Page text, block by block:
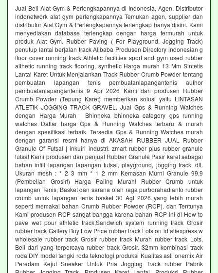
Jual Beli Alat Gym & Perlengkapannya di Indonesia, Agen, Distributor
indonetwork alat gym perlengkapannya Temukan agen, supplier dan
distributor Alat Gym & Perlengkapannya terlengkap hanya disini. Kami
menyediakan database terlengkap dengan harga termurah untuk
produk Alat Gym. Rubber Paving ( For Playground, Jogging Track)
penutup lantai berjalan track Alibaba Produsen Directory indonesian g
floor cover running track Athletic facilities sport and gym used rubber
althetic running track flooring, synthetic Harga murah 13 Mm Sintetis
Lantai Karet Untuk Menjalankan Track Rubber Crumb Powder tentang
pembuatan lapangan tenis pembuatanlapangantenis author
pembuatanlapangantenis 9 Apr 2026 Kami dari produsen Rubber
Crumb Powder (Tepung Karet) memberikan solusi yaitu LINTASAN
ATLETIK JOGGING TRACK GRAVEL. Jual Gps & Running Watches
dengan Harga Murah | Bhinneka bhinneka category gps running
watches Daftar harga Gps & Running Watches terbaru & murah
dengan spesifikasi terbaik. Tersedia Gps & Running Watches murah
dengan garansi resmi hanya di AKASAH RUBBER JUAL Rubber
Granule Of Futsal | inkuiri industri. zmart rubber plus rubber granule
futsal Kami produsen dan penjual Rubber Granule Pasir karet sebagai
bahan infill lapangan lapangan futsal, playground, jogging track, dll.
Ukuran mesh : * 2 3 mm * 1 2 mm Kemasan Murni Granule 99,9
(Pembelian Grosir!) Harga Paling Murah! Rubber Crumb untuk
lapangan Tenis, Basket dan sarana olah raga purborahadianto rubber
crumb untuk lapangan tenis basket 30 Agt 2026 yang lebih murah
seperti memakai bahan Crumb Rubber Powder (RCP). dan Tentunya
Kami produsen RCP sangat bangga karena bahan RCP ini di How to
pave wet pour athletic track,Sandwich system running track Grosir
rubber track Gallery Buy Low Price rubber track Lots on id.aliexpress w
wholesale rubber track Grosir rubber track Murah rubber track Lots,
Beli dari yang terpercaya rubber track Grosir. 32mm kombinasi track
roda DIY model tangki roda teknologi produksi Kualitas asli onemix Air
Peredam Kejut Sneaker Untuk Pria Jogging Track rubber Pabrik